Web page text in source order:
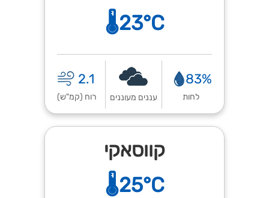
🌡️23°C
83%
לחות עננים מעוננים
2.1
רוח (קמ"ש)
קווסאקי
🌡️25°C